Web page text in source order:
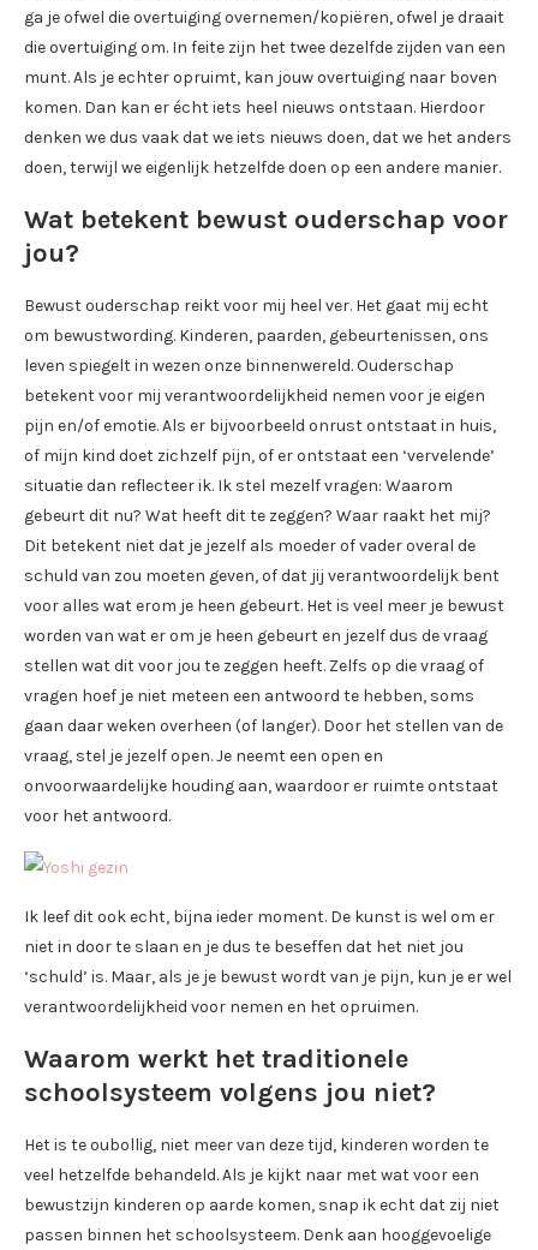
ga je ofwel die overtuiging overnemen/kopiëren, ofwel je draait
die overtuiging om. In feite zijn het twee dezelfde zijden van een
munt. Als je echter opruimt, kan jouw overtuiging naar boven
komen. Dan kan er écht iets heel nieuws ontstaan. Hierdoor
denken we dus vaak dat we iets nieuws doen, dat we het anders
doen, terwijl we eigenlijk hetzelfde doen op een andere manier.
Wat betekent bewust ouderschap voor
jou?
Bewust ouderschap reikt voor mij heel ver. Het gaat mij echt
om bewustwording. Kinderen, paarden, gebeurtenissen, ons
leven spiegelt in wezen onze binnenwereld. Ouderschap
betekent voor mij verantwoordelijkheid nemen voor je eigen
pijn en/of emotie. Als er bijvoorbeeld onrust ontstaat in huis,
of mijn kind doet zichzelf pijn, of er ontstaat een ‘vervelende’
situatie dan reflecteer ik. Ik stel mezelf vragen: Waarom
gebeurt dit nu? Wat heeft dit te zeggen? Waar raakt het mij?
Dit betekent niet dat je jezelf als moeder of vader overal de
schuld van zou moeten geven, of dat jij verantwoordelijk bent
voor alles wat erom je heen gebeurt. Het is veel meer je bewust
worden van wat er om je heen gebeurt en jezelf dus de vraag
stellen wat dit voor jou te zeggen heeft. Zelfs op die vraag of
vragen hoef je niet meteen een antwoord te hebben, soms
gaan daar weken overheen (of langer). Door het stellen van de
vraag, stel je jezelf open. Je neemt een open en
onvoorwaardelijke houding aan, waardoor er ruimte ontstaat
voor het antwoord.
Ik leef dit ook echt, bijna ieder moment. De kunst is wel om er
niet in door te slaan en je dus te beseffen dat het niet jou
‘schuld’ is. Maar, als je je bewust wordt van je pijn, kun je er wel
verantwoordelijkheid voor nemen en het opruimen.
Waarom werkt het traditionele
schoolsysteem volgens jou niet?
Het is te oubollig, niet meer van deze tijd, kinderen worden te
veel hetzelfde behandeld. Als je kijkt naar met wat voor een
bewustzijn kinderen op aarde komen, snap ik echt dat zij niet
passen binnen het schoolsysteem. Denk aan hooggevoelige